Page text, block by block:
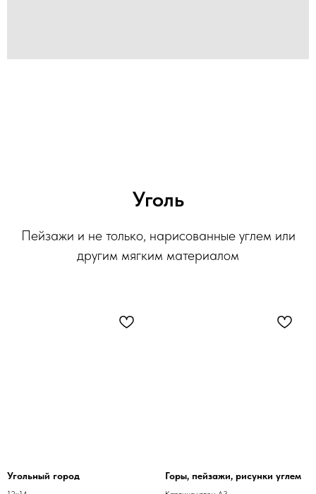
Уголь
Пейзажи и не только, нарисованные углем или
другим мягким материалом
Угольный город Горы, пейзажи, рисунки углем